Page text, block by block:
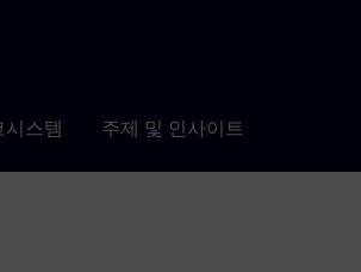
시스템 주제 및 인사이트